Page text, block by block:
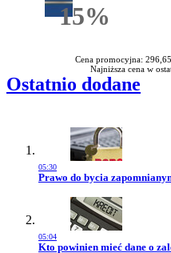
15%Rabatu
Cena promocyjna: 296,65
Najniższa cena w
Ostatnio dodane
05:30
Przejdź do artykułu:
Prawo do bycia
05:04
Przejdź do artykułu:
Kto powinien mieć dane o